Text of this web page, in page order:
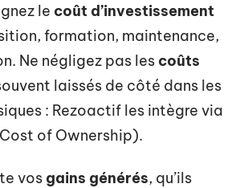
le coût d’investissement
formation, maintenance,
Ne négligez pas les coûts
laissés de côté dans les
: Rezoactif les intègre via
of Ownership).
vos gains générés, qu’ils